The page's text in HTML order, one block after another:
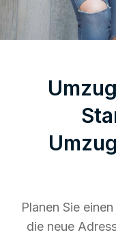
Planen Sie
die neue